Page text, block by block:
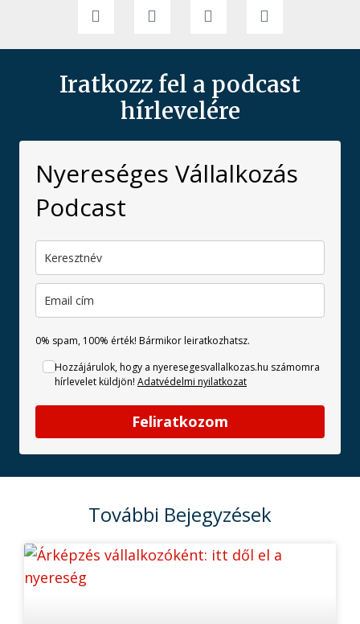
Iratkozz fel a podcast
hírlevelére
Nyereséges Vállalkozás
Podcast
0% spam, 100% érték! Bármikor leiratkozhatsz.
Hozzájárulok, hogy a nyeresegesvallalkozas.hu számomra
hírlevelet küldjön! Adatvédelmi nyilatkozat
Feliratkozom
További Bejegyzések